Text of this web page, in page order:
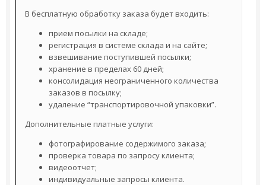
В бесплатную обработку заказа будет входить:
прием посылки на складе;
регистрация в системе склада и на сайте;
взвешивание поступившей посылки;
хранение в пределах 60 дней;
консолидация неограниченного количества
заказов в посылку;
удаление “транспортировочной упаковки”.
Дополнительные платные услуги:
фотографирование содержимого заказа;
проверка товара по запросу клиента;
видеоотчет;
индивидуальные запросы клиента.